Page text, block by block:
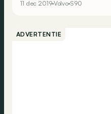
11 dec 2019 Volvo S90
ADVERTENTIE